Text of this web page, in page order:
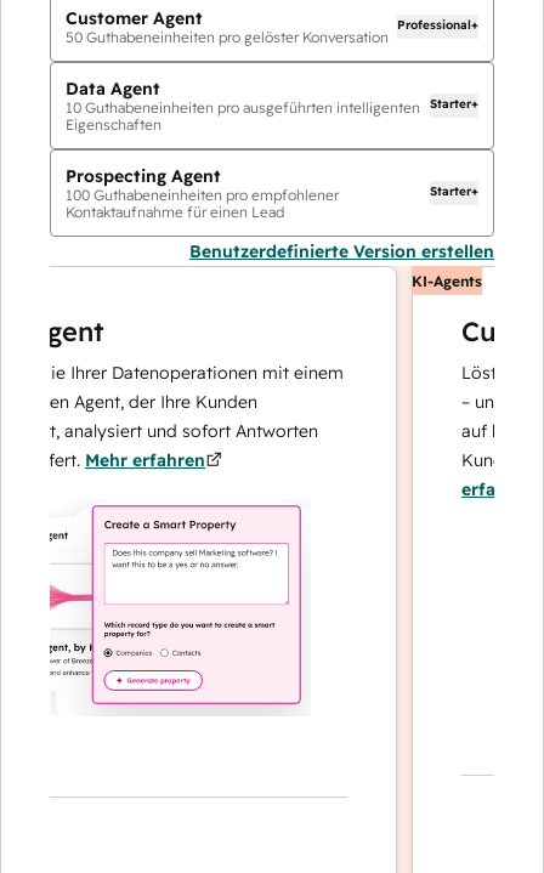
Customer Agent
50 Guthabeneinheiten pro gelöster Konversation
Professional+
Data Agent
10 Guthabeneinheiten pro ausgeführten intelligenten
Eigenschaften
Starter+
Prospecting Agent
100 Guthabeneinheiten pro empfohlener
Kontaktaufnahme für einen Lead
Starter+
Benutzerdefinierte Version erstellen
Ihrer Datenoperationen mit einem
Agent, der Ihre Kunden
analysiert und sofort Antworten
Mehr erfahren
KI-Agents
Löst Anfragen
– und
auf komplexe
erfahren